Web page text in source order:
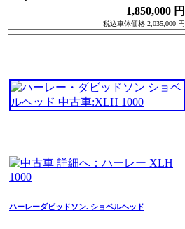
1,850,000 円
税込車体価格 2,035,000 円
ハーレーダビッドソン. ショベルヘッド